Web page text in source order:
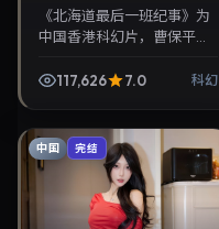
《北海道最后一班纪事》为
中国香港科幻片，曹保平执
袂出演。2020年1月18日首
117,626 7.0 科幻
中国 完结